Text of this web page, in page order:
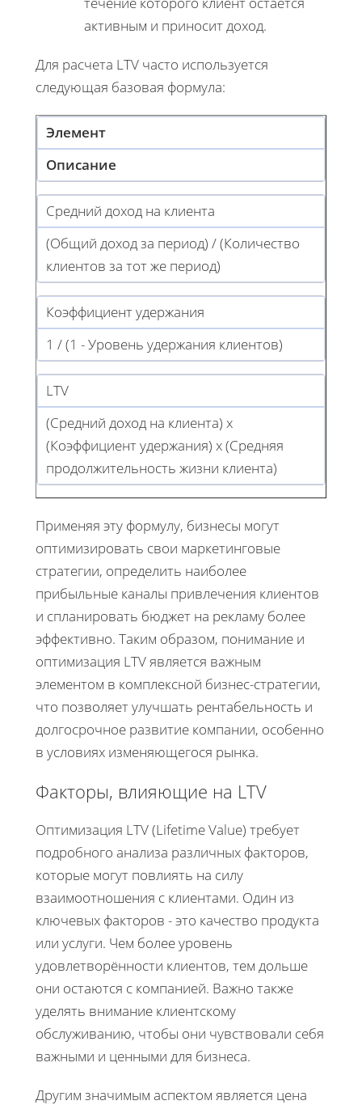
активным и приносит доход.
Для расчета LTV часто используется
следующая базовая формула:
Элемент
Описание
Средний доход на клиента
(Общий доход за период) / (Количество
клиентов за тот же период)
Коэффициент удержания
1 / (1 - Уровень удержания клиентов)
LTV
(Средний доход на клиента) x
(Коэффициент удержания) x (Средняя
продолжительность жизни клиента)
Применяя эту формулу, бизнесы могут
оптимизировать свои маркетинговые
стратегии, определить наиболее
прибыльные каналы привлечения клиентов
и спланировать бюджет на рекламу более
эффективно. Таким образом, понимание и
оптимизация LTV является важным
элементом в комплексной бизнес-стратегии,
что позволяет улучшать рентабельность и
долгосрочное развитие компании, особенно
в условиях изменяющегося рынка.
Факторы, влияющие на LTV
Оптимизация LTV (Lifetime Value) требует
подробного анализа различных факторов,
которые могут повлиять на силу
взаимоотношения с клиентами. Один из
ключевых факторов - это качество продукта
или услуги. Чем более уровень
удовлетворённости клиентов, тем дольше
они остаются с компанией. Важно также
уделять внимание клиентскому
обслуживанию, чтобы они чувствовали себя
важными и ценными для бизнеса.
Другим значимым аспектом является цена